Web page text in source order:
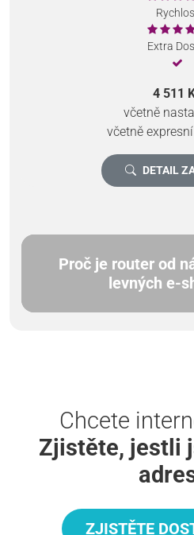
Extra
4 511
včetně
včetně
DETAIL
Proč je router od
levných e-
Chcete
Zjistěte, jestli
ZJISTĚTE